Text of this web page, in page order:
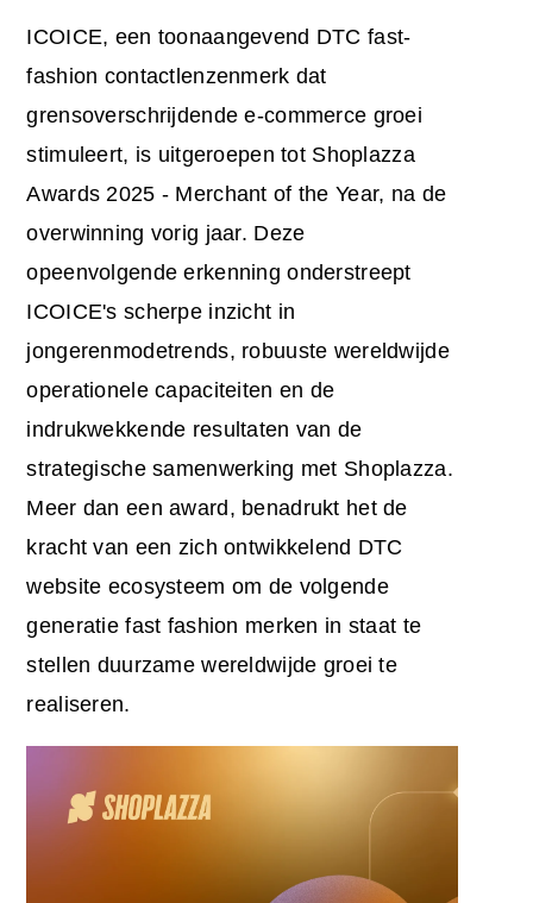
ICOICE, een toonaangevend DTC fast-
fashion contactlenzenmerk dat
grensoverschrijdende e-commerce groei
stimuleert, is uitgeroepen tot Shoplazza
Awards 2025 - Merchant of the Year, na de
overwinning vorig jaar. Deze
opeenvolgende erkenning onderstreept
ICOICE's scherpe inzicht in
jongerenmodetrends, robuuste wereldwijde
operationele capaciteiten en de
indrukwekkende resultaten van de
strategische samenwerking met Shoplazza.
Meer dan een award, benadrukt het de
kracht van een zich ontwikkelend DTC
website ecosysteem om de volgende
generatie fast fashion merken in staat te
stellen duurzame wereldwijde groei te
realiseren.